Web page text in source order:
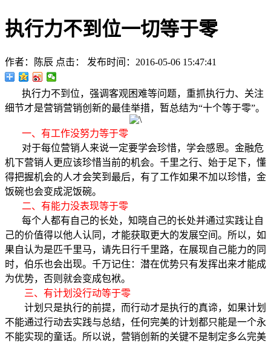
执行力不到位一切等于零
作者：陈辰 点击： 发布时间：2016-05-06 15:47:41
执行力不到位，强调客观困难等问题，重抓执行力、关注
细节才是营销营销创新的最佳举措，暂总结为“十个等于零”。
一、有工作没努力等于零
对于每位营销人来说一定要学会珍惜，学会感恩。金融危
机下营销人更应该珍惜当前的机会。千里之行、始于足下，懂
得把握机会的人才会笑到最后，有了工作如果不加以珍惜，金
饭碗也会变成泥饭碗。
二、有能力没表现等于零
每个人都有自己的长处，知晓自己的长处并通过实践让自
己的价值得以他人认同，才能获取更大的发展空间。所以，如
果自认为是匹千里马，请先日行千里路，在展现自己能力的同
时，伯乐也会出现。千万记住：潜在优势只有发挥出来才能成
为优势，否则就会变成包袱。
三、有计划没行动等于零
计划只是执行的前提，而行动才是执行的真谛，如果计划
不能通过行动去实践与总结，任何完美的计划都只能是一个永
不能实现的童话。所以说，营销创新的关键不是制定多么完美